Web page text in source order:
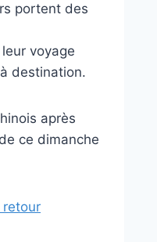
portent des
voyage
destination.
après
ce dimanche
retour